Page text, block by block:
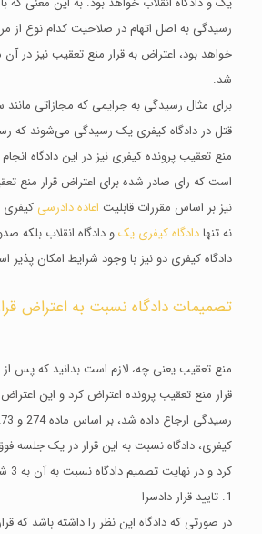
رسیدگی به اصل اتهام در صلاحیت کدام نوع از
خواهد بود، اعتراض به قرار منع تعقیب نیز در
شد.
برای مثال رسیدگی به جرایمی که مجازاتی
قتل در دادگاه کیفری یک رسیدگی می‌شوند که
منع تعقیب پرونده کیفری نیز در این دادگاه
است که رای صادر شده برای اعتراض قرار منع
نیز بر اساس مقررات قابلیت اعاده دادرسی کیفری
نه تنهادادگاه کیفری یکو دادگاه انقلاب بلکه
دادگاه کیفری دو نیز با وجود شرایط امکان پذیر
تصمیمات دادگاه نسبت به اعتراض
منع تعقیب یعنی چه، لازم است بدانید که پس
قرار منع تعقیب پرونده اعتراض کرد و این
کیفری، دادگاه نسبت به این قرار در یک جلسه
کرد و در نهایت تصمیم دادگاه نسبت به آن به 3 شکل زیز خواهد بود:
1. تایید قرار دادسرا
در صورتی که دادگاه این نظر را داشته باشد که